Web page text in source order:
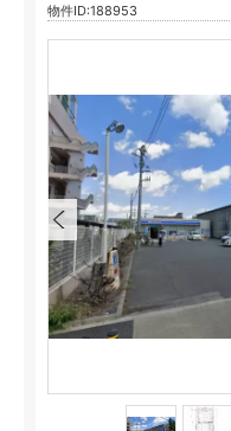
物件ID:188953